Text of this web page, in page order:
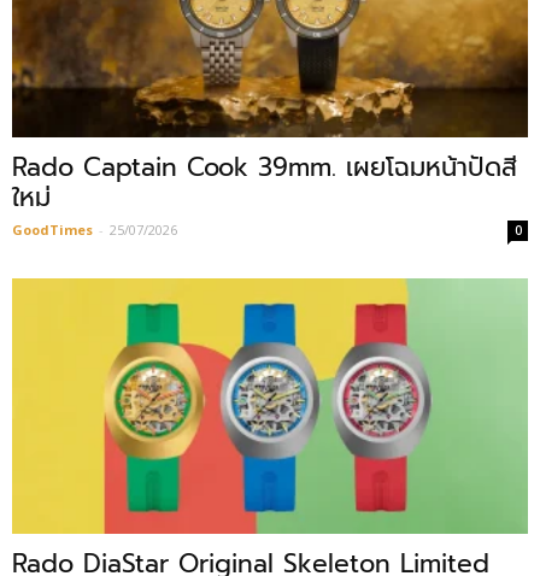
Rado Captain Cook 39mm. เผยโฉมหน้าปัดสี
ใหม่
GoodTimes - 25/07/2026 0
Rado DiaStar Original Skeleton Limited